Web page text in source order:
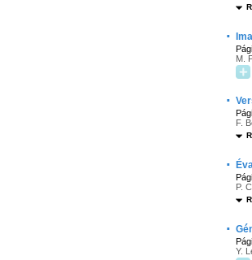
·
M.
·
F.
·
P.
·
Y.